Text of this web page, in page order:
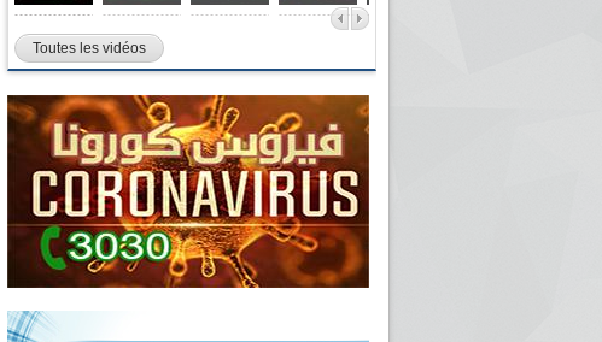
Toutes les vidéos